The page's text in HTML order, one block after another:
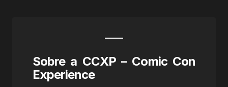
Sobre a CCXP – Comic Con
Experience